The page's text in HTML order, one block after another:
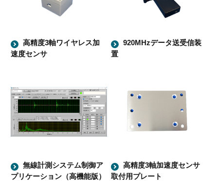
高精度3軸ワイヤレス加
速度センサ
920MHzデータ送受信装
置
無線計測システム制御ア
プリケーション（高機能版）
高精度3軸加速度センサ
取付用プレート